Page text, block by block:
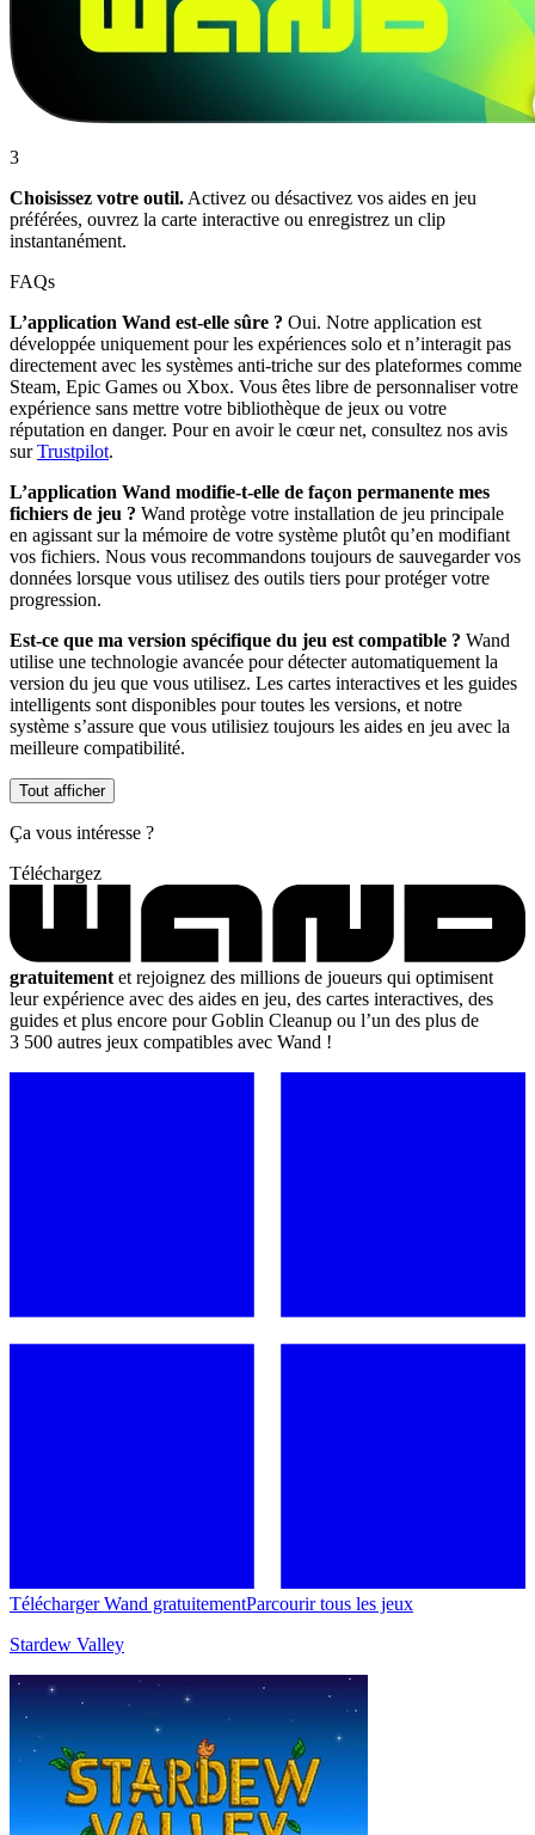
3
Choisissez votre outil. Activez ou désactivez vos aides en jeu
préférées, ouvrez la carte interactive ou enregistrez un clip
instantanément.
FAQs
L’application Wand est-elle sûre ? Oui. Notre application est
développée uniquement pour les expériences solo et n’interagit pas
directement avec les systèmes anti-triche sur des plateformes comme
Steam, Epic Games ou Xbox. Vous êtes libre de personnaliser votre
expérience sans mettre votre bibliothèque de jeux ou votre
réputation en danger. Pour en avoir le cœur net, consultez nos avis
surTrustpilot.
L’application Wand modifie-t-elle de façon permanente mes
fichiers de jeu ? Wand protège votre installation de jeu principale
en agissant sur la mémoire de votre système plutôt qu’en modifiant
vos fichiers. Nous vous recommandons toujours de sauvegarder vos
données lorsque vous utilisez des outils tiers pour protéger votre
progression.
Est-ce que ma version spécifique du jeu est compatible ? Wand
utilise une technologie avancée pour détecter automatiquement la
version du jeu que vous utilisez. Les cartes interactives et les guides
intelligents sont disponibles pour toutes les versions, et notre
système s’assure que vous utilisiez toujours les aides en jeu avec la
meilleure compatibilité.
Tout afficher
Ça vous intéresse ?
Téléchargez
gratuitement et rejoignez des millions de joueurs qui optimisent
leur expérience avec des aides en jeu, des cartes interactives, des
guides et plus encore pour Goblin Cleanup ou l’un des plus de
3 500 autres jeux compatibles avec Wand !
Télécharger Wand gratuitementParcourir tous les jeux
Stardew Valley